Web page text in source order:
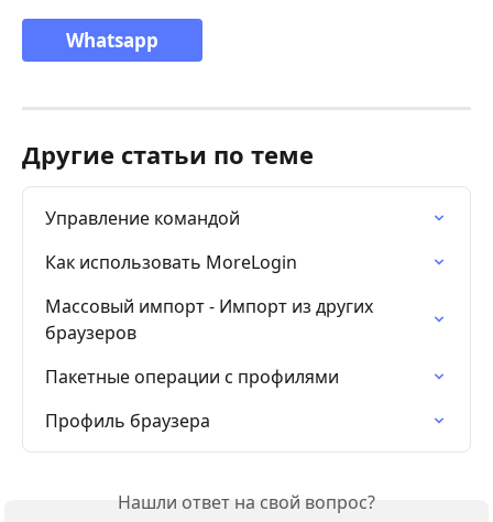
Whatsapp
Другие статьи по теме
Управление командой
Как использовать MoreLogin
Массовый импорт - Импорт из других
браузеров
Пакетные операции с профилями
Профиль браузера
Нашли ответ на свой вопрос?